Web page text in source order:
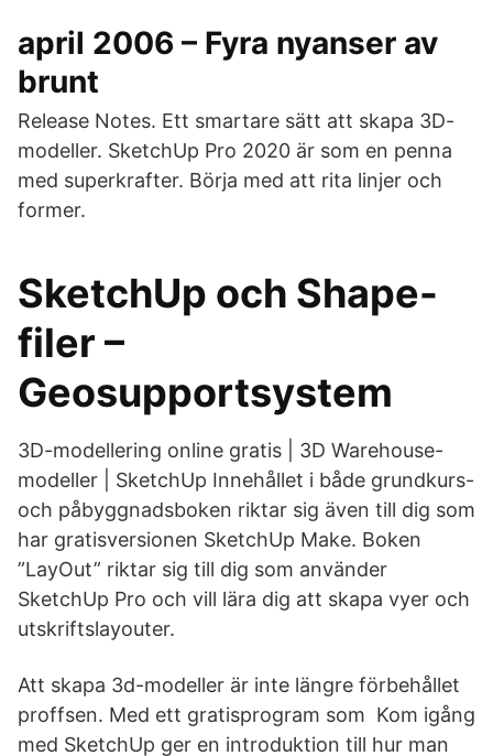
april 2006 – Fyra nyanser av
brunt
Release Notes. Ett smartare sätt att skapa 3D-
modeller. SketchUp Pro 2020 är som en penna
med superkrafter. Börja med att rita linjer och
former.
SketchUp och Shape-
filer –
Geosupportsystem
3D-modellering online gratis | 3D Warehouse-
modeller | SketchUp Innehållet i både grundkurs-
och påbyggnadsboken riktar sig även till dig som
har gratisversionen SketchUp Make. Boken
”LayOut” riktar sig till dig som använder
SketchUp Pro och vill lära dig att skapa vyer och
utskriftslayouter.
Att skapa 3d-modeller är inte längre förbehållet
proffsen. Med ett gratisprogram som Kom igång
med SketchUp ger en introduktion till hur man